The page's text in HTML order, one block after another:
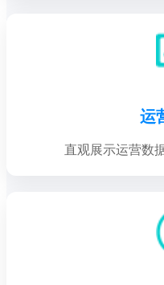
运
直观展示运营数